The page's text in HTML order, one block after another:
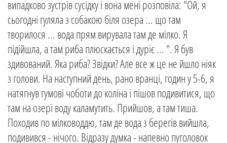
випадково зустрів сусідку і вона мені розповіла: "Ой, я
сьогодні гуляла з собакою біля озера ... що там
творилося ... вода прям вирувала там де мілко. Я
підійшла, а там риба плюскається і дуріє ... ". Я був
здивований. Яка риба? Звідки? Але все ж це не йшло ніяк
з голови. На наступний день, рано вранці, годин у 5-6, я
натягнув гумові чоботи до коліна і пішов подивитися, що
там на озері воду каламутить. Прийшов, а там тиша.
Походив по мілководдю, там де вода з берегів вийшла,
подивився - нічого. Відразу думка - напевно пуголовок